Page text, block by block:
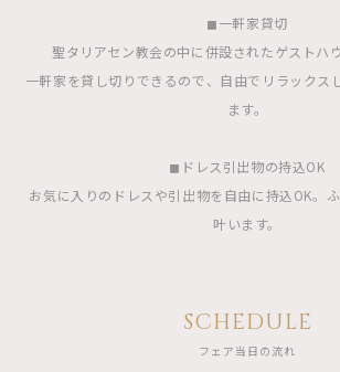
◼︎一軒家貸切
聖タリアセン教会の中に併設されたゲストハ
一軒家を貸し切りできるので、自由でリラックス
ます。
◼︎ドレス引出物の持込OK
お気に入りのドレスや引出物を自由に持込OK。
叶います。
SCHEDULE
フェア当日の流れ